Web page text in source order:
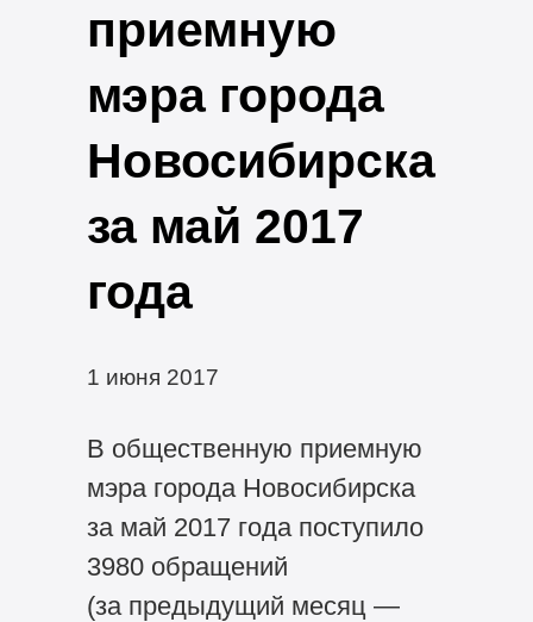
приемную
мэра города
Новосибирска
за май 2017
года
1 июня 2017
В общественную приемную
мэра города Новосибирска
за май 2017 года поступило
3980 обращений
(за предыдущий месяц —